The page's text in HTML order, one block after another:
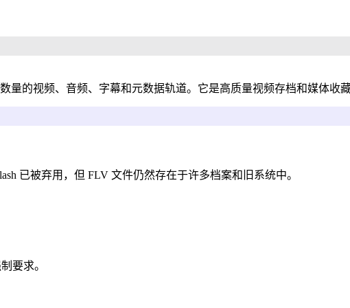
的视频、音频、字幕和元数据轨道。它是高质量视频存档和媒体收藏
已被弃用，但 FLV 文件仍然存在于许多档案和旧系统中。
要求。